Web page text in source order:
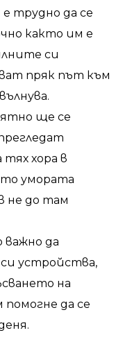
трудно да се
както им е
си
пряк път към
ще се
хора в
умората
не до там
да
устройства,
на
да се